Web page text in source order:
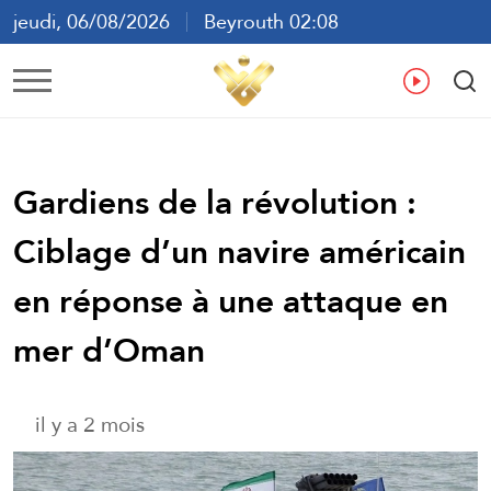
jeudi, 06/08/2026
Beyrouth 02:08
ع
Gardiens de la révolution :
Ciblage d’un navire américain
en réponse à une attaque en
mer d’Oman
il y a 2 mois